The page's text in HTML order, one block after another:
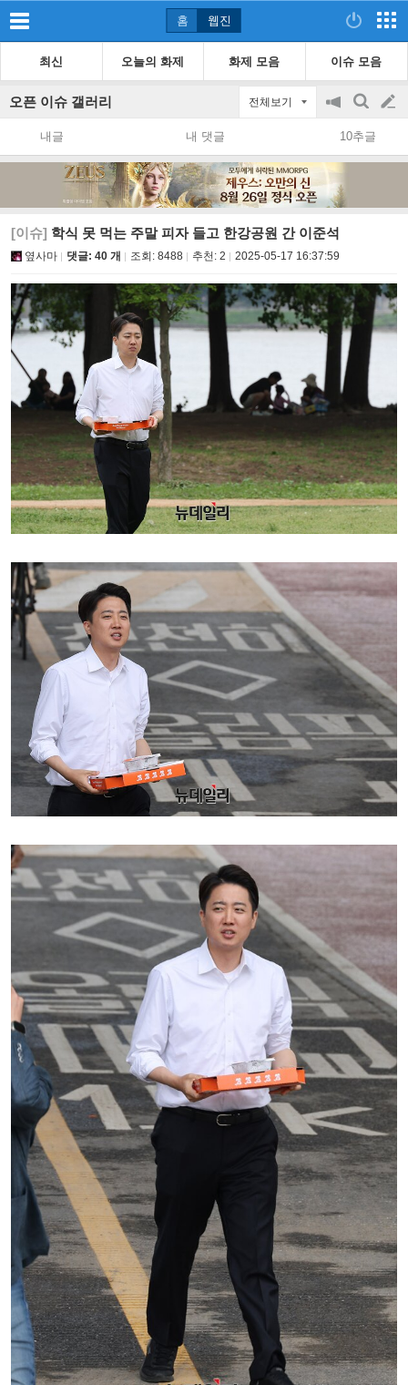
홈 웹진
최신 오늘의 화제 화제 모음 이슈 모음
오픈 이슈 갤러리 전체보기
공
지
on/off
검
색
글
쓰
내글 내 댓글 10추글
[이슈] 학식 못 먹는 주말 피자 들고 한강공원 간 이준석
옆사마 댓글: 40 개 조회: 8488 추천: 2 2025-05-17 16:37:59